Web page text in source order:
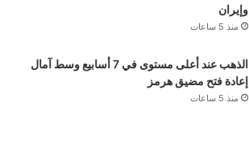
وإيران
منذ 5 ساعات
الذهب عند أعلى مستوى في 7 أسابيع وسط آمال
إعادة فتح مضيق هرمز
منذ 5 ساعات